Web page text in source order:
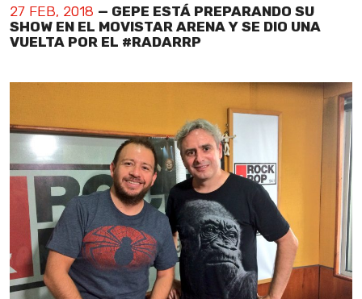
27 FEB, 2018 — GEPE ESTÁ PREPARANDO SU
SHOW EN EL MOVISTAR ARENA Y SE DIO UNA
VUELTA POR EL #RADARRP